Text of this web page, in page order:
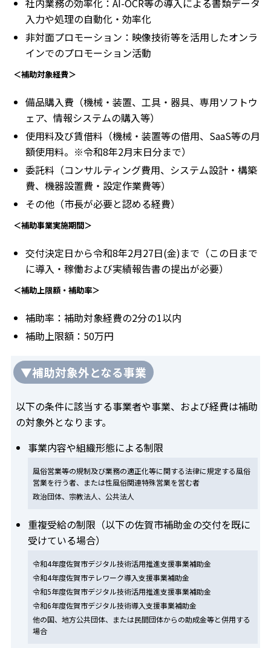
入力や処理の自動化・効率化
非対面プロモーション：映像技術等を活用したオンラ
インでのプロモーション活動
＜補助対象経費＞
備品購入費（機械・装置、工具・器具、専用ソフトウ
ェア、情報システムの購入等）
使用料及び賃借料（機械・装置等の借用、SaaS等の月
額使用料。※令和8年2月末日分まで）
委託料（コンサルティング費用、システム設計・構築
費、機器設置費・設定作業費等）
その他（市長が必要と認める経費）
＜補助事業実施期間＞
交付決定日から令和8年2月27日(金)まで（この日まで
に導入・稼働および実績報告書の提出が必要）
＜補助上限額・補助率＞
補助率：補助対象経費の2分の1以内
補助上限額：50万円
▼補助対象外となる事業
以下の条件に該当する事業者や事業、および経費は補助
の対象外となります。
事業内容や組織形態による制限
風俗営業等の規制及び業務の適正化等に関する法律に規定する風俗
営業を行う者、または性風俗関連特殊営業を営む者
政治団体、宗教法人、公共法人
重複受給の制限（以下の佐賀市補助金の交付を既に
受けている場合）
令和4年度佐賀市デジタル技術活用推進支援事業補助金
令和4年度佐賀市テレワーク導入支援事業補助金
令和5年度佐賀市デジタル技術活用推進支援事業補助金
令和6年度佐賀市デジタル技術導入支援事業補助金
他の国、地方公共団体、または民間団体からの助成金等と併用する
場合